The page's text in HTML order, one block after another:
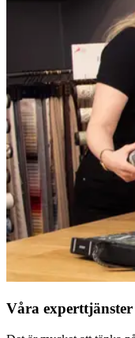
Våra experttjänster